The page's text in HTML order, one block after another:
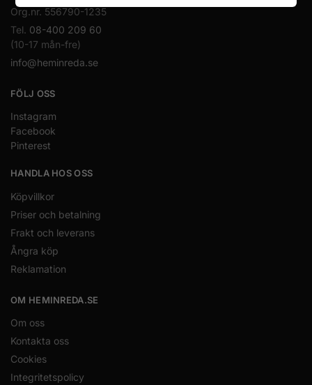
Org.nr. 556790-1235
Tel. 08-400 209 60
(10-17 mån-fre)
info@heminreda.se
FÖLJ OSS
Instagram
Facebook
Pinterest
HANDLA HOS OSS
Köpvillkor
Priser och betalning
Frakt och leverans
Ångra köp
Reklamation
OM HEMINREDA.SE
Om oss
Kontakta oss
Cookies
Integritetspolicy